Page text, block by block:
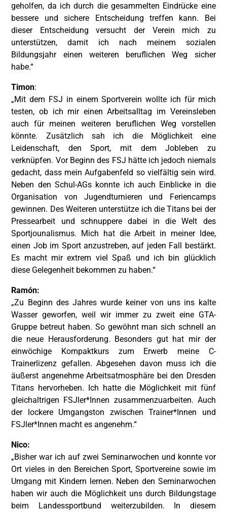
geholfen, da ich durch die gesammelten Eindrücke eine
bessere und sichere Entscheidung treffen kann. Bei
dieser Entscheidung versucht der Verein mich zu
unterstützen, damit ich nach meinem sozialen
Bildungsjahr einen weiteren beruflichen Weg sicher
habe.“
Timon:
„Mit dem FSJ in einem Sportverein wollte ich für mich
testen, ob ich mir einen Arbeitsalltag im Vereinsleben
auch für meinen weiteren beruflichen Weg vorstellen
könnte. Zusätzlich sah ich die Möglichkeit eine
Leidenschaft, den Sport, mit dem Jobleben zu
verknüpfen. Vor Beginn des FSJ hätte ich jedoch niemals
gedacht, dass mein Aufgabenfeld so vielfältig sein wird.
Neben den Schul-AGs konnte ich auch Einblicke in die
Organisation von Jugendturnieren und Feriencamps
gewinnen. Des Weiteren unterstütze ich die Titans bei der
Pressearbeit und schnuppere dabei in die Welt des
Sportjounalismus. Mich hat die Arbeit in meiner Idee,
einen Job im Sport anzustreben, auf jeden Fall bestärkt.
Es macht mir extrem viel Spaß und ich bin glücklich
diese Gelegenheit bekommen zu haben.“
Ramón:
„Zu Beginn des Jahres wurde keiner von uns ins kalte
Wasser geworfen, weil wir immer zu zweit eine GTA-
Gruppe betreut haben. So gewöhnt man sich schnell an
die neue Herausforderung. Besonders gut hat mir der
einwöchige Kompaktkurs zum Erwerb meine C-
Trainerlizenz gefallen. Abgesehen davon muss ich die
äußerst angenehme Arbeitsatmosphäre bei den Dresden
Titans hervorheben. Ich hatte die Möglichkeit mit fünf
gleichaltrigen FSJler*Innen zusammenzuarbeiten. Auch
der lockere Umgangston zwischen Trainer*Innen und
FSJler*Innen macht es angenehm.“
Nico:
„Bisher war ich auf zwei Seminarwochen und konnte vor
Ort vieles in den Bereichen Sport, Sportvereine sowie im
Umgang mit Kindern lernen. Neben den Seminarwochen
haben wir auch die Möglichkeit uns durch Bildungstage
beim Landessportbund weiterzubilden. In diesem